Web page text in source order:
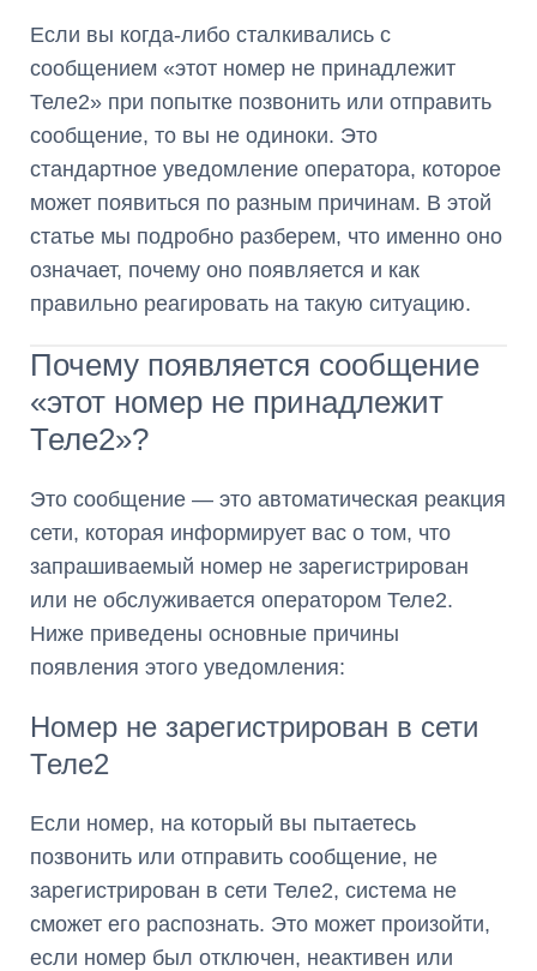
Если вы когда-либо сталкивались с
сообщением «этот номер не принадлежит
Теле2» при попытке позвонить или отправить
сообщение, то вы не одиноки. Это
стандартное уведомление оператора, которое
может появиться по разным причинам. В этой
статье мы подробно разберем, что именно оно
означает, почему оно появляется и как
правильно реагировать на такую ситуацию.
Почему появляется сообщение
«этот номер не принадлежит
Теле2»?
Это сообщение — это автоматическая реакция
сети, которая информирует вас о том, что
запрашиваемый номер не зарегистрирован
или не обслуживается оператором Теле2.
Ниже приведены основные причины
появления этого уведомления:
Номер не зарегистрирован в сети
Теле2
Если номер, на который вы пытаетесь
позвонить или отправить сообщение, не
зарегистрирован в сети Теле2, система не
сможет его распознать. Это может произойти,
если номер был отключен, неактивен или